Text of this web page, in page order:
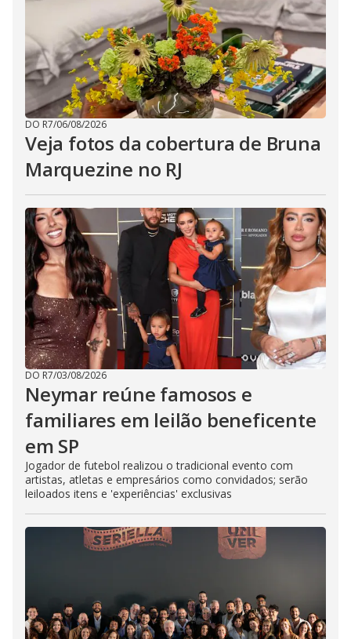
DO R7/06/08/2026
Veja fotos da cobertura de Bruna
Marquezine no RJ
DO R7/03/08/2026
Neymar reúne famosos e
familiares em leilão beneficente
em SP
Jogador de futebol realizou o tradicional evento com
artistas, atletas e empresários como convidados; serão
leiloados itens e 'experiências' exclusivas